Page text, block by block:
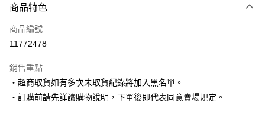
信用卡一次付款
超商取貨付款
Apple Pay
街口支付
商品特色
商品編號
11772478
銷售重點
‧超商取貨如有多次未取貨紀錄將加入黑名單。
‧訂購前請先詳讀購物說明，下單後即代表同意賣場規定。